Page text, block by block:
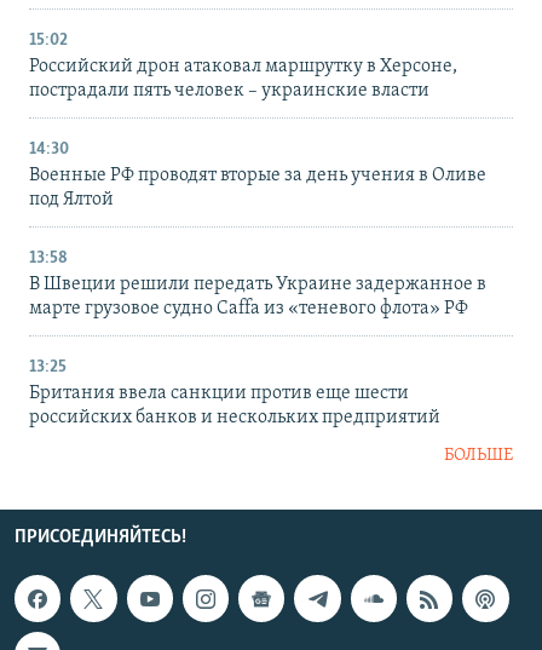
15:02
Российский дрон атаковал маршрутку в Херсоне,
пострадали пять человек – украинские власти
14:30
Военные РФ проводят вторые за день учения в Оливе
под Ялтой
13:58
В Швеции решили передать Украине задержанное в
марте грузовое судно Caffa из «теневого флота» РФ
13:25
Британия ввела санкции против еще шести
российских банков и нескольких предприятий
БОЛЬШЕ
ПРИСОЕДИНЯЙТЕСЬ!